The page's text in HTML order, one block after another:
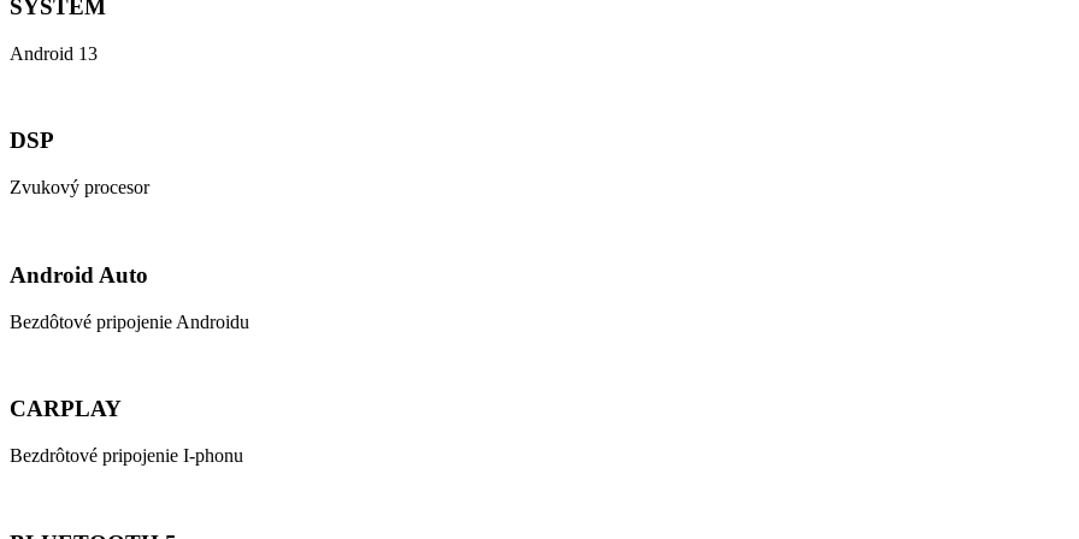
SYSTEM
Android 13
DSP
Zvukový procesor
Android Auto
Bezdôtové pripojenie Androidu
CARPLAY
Bezdrôtové pripojenie I-phonu